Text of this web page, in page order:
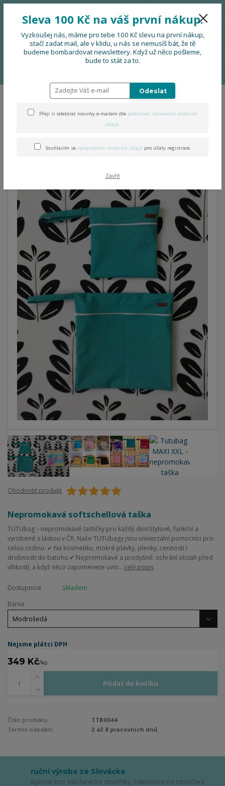
Menu
0 Kč
Tutubag MAXI XXL -
nepromokavá taška
Ohodnotit produkt
Nepromokavá softschellová taška
TUTUbag – nepromokavé taštičky pro každý den!Stylové, funkční a
vyrobené s láskou v ČR. Naše TUTUbagy jsou univerzální pomocníci pro
celou rodinu: ✔ Na kosmetiku, mokré plavky, plenky, cennosti i
drobnosti do batohu.✔ Nepromokavé a prodyšné: ochrání obsah před
vlhkostí, a když něco zapomenete uvni... celý popis
Dostupnost
Skladem
Barva
Nejsme plátci DPH
349 Kč/ks
Přidat do košíku
Číslo produktu:
TTB0044
Termín odeslání:
3 až 8 pracovních dnů
ruční výroba ze Slovácka
šijeme pro Vás funkční doplňky, tiskneme na oblečení
Sleva 100 Kč na váš první nákup.
Vyzkoušej nás, máme pro tebe 100 Kč slevu na první nákup,
stačí zadat mail, ale v klidu, u nás se nemusíš bát, že tě
budeme bombardovat newslettery. Když už něco pošleme,
bude to stát za to.
Odeslat
Přeji si odebírat novinky e-mailem dle podmínek zpracování osobních
údajů.
Souhlasím se zpracováním osobních údajů pro účely registrace.
Zavřít